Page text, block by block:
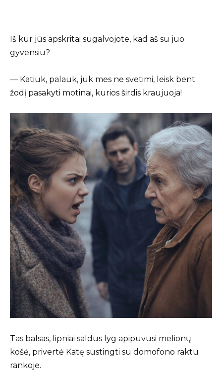
Iš kur jūs apskritai sugalvojote, kad aš su juo
gyvensiu?
— Katiuk, palauk, juk mes ne svetimi, leisk bent
žodį pasakyti motinai, kurios širdis kraujuoja!
Tas balsas, lipniai saldus lyg apipuvusi melionų
košė, privertė Katę sustingti su domofono raktu
rankoje.